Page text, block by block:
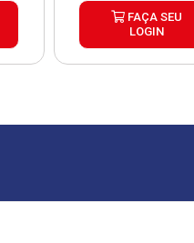
FAÇA SEU
LOGIN